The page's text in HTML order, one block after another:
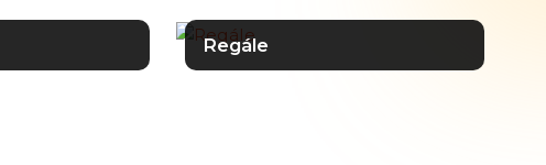
Regále